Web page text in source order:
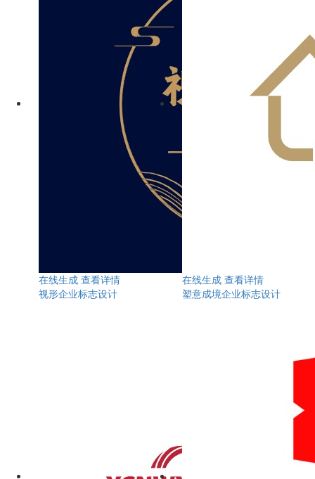
在线生成 查看详情
视形企业标志设计
在线生成 查看详情
塑意成境企业标志设计